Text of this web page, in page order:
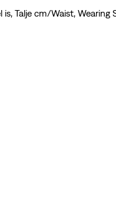
Talje cm/Waist, Wearing